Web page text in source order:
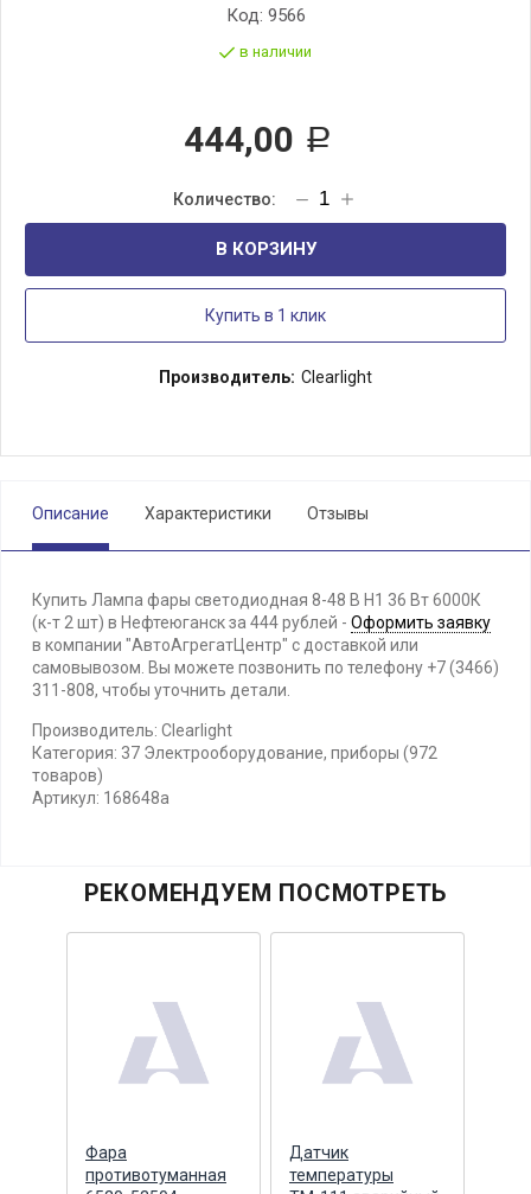
Код: 9566
в наличии
444,00 Р
В КОРЗИНУ
Купить в 1 клик
Производитель: Clearlight
Описание Характеристики Отзывы
Купить Лампа фары светодиодная 8-48 В Н1 36 Вт 6000К
(к-т 2 шт) в Нефтеюганск за 444 рублей - Оформить заявку
в компании "АвтоАгрегатЦентр" с доставкой или
самовывозом. Вы можете позвонить по телефону +7 (3466)
311-808, чтобы уточнить детали.
Производитель: Clearlight
Категория: 37 Электрооборудование, приборы (972
товаров)
Артикул: 168648а
РЕКОМЕНДУЕМ ПОСМОТРЕТЬ
Фара
противотуманная
Датчик
температуры